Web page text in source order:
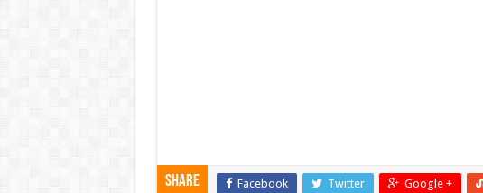
Share Facebook Twitter Google +